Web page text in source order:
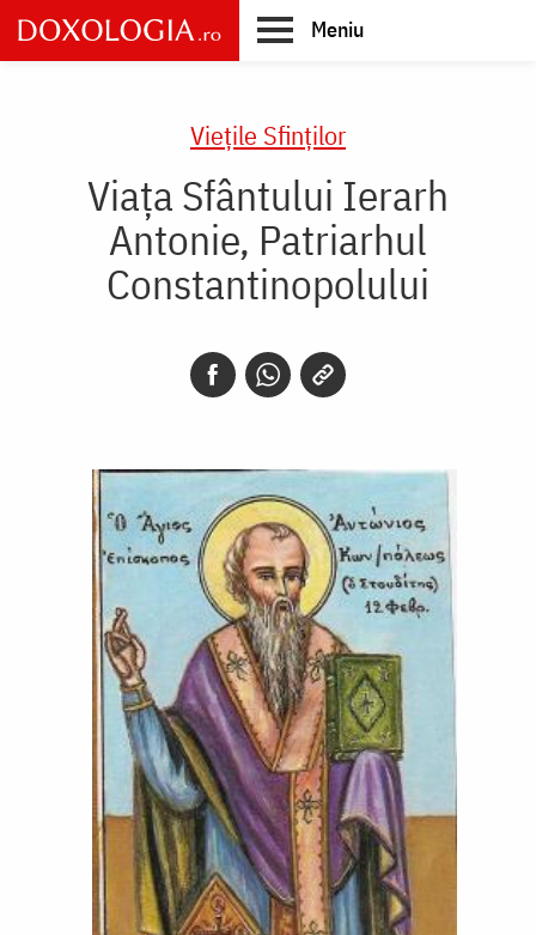
Skip
to
main
Meniu
Vieţile Sfinţilor
Viața Sfântului Ierarh
Antonie, Patriarhul
Constantinopolului